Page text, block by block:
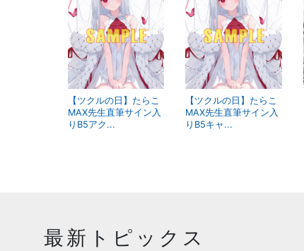
【ツクルの日】たらこ
MAX先生直筆サイン入
りB5アク...
【ツクルの日】たらこ
MAX先生直筆サイン入
りB5キャ...
最新トピックス